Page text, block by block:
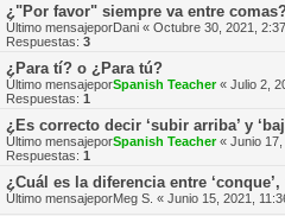
¿"Por favor" siempre va entre comas?
Último mensajeporDani « Octubre 30, 2021,
Respuestas: 3
¿Para tí? o ¿Para tú?
Último mensajeporSpanish Teacher« Julio 2,
Respuestas: 1
¿Es correcto decir ‘subir arriba’ y
Último mensajeporSpanish Teacher« Junio
Respuestas: 1
¿Cuál es la diferencia entre ‘conque’,
Último mensajeporMeg S. « Junio 15, 2021,